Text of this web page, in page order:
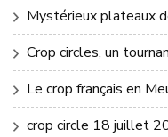
Mystérieux plateaux
Crop circles, un
Le crop français en
crop circle 18 juillet